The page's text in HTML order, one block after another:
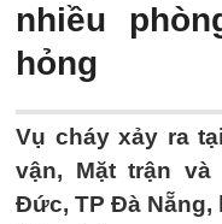
nhiều
hỏng
Vụ cháy xảy ra
vận, Mặt trận
Đức, TP Đà Nẵng,